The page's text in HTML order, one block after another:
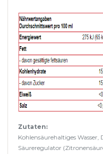
Zutaten:
Kohlensäurehaltiges Wasser,
Säureregulator